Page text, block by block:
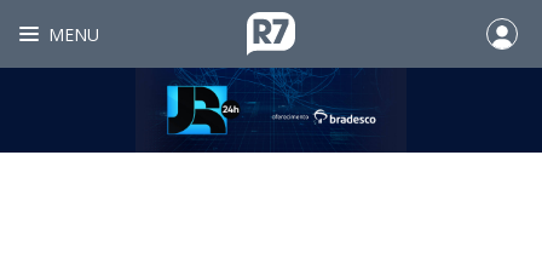
MENU